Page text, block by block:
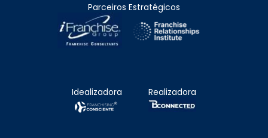
Parceiros Estratégicos
Idealizadora Realizadora